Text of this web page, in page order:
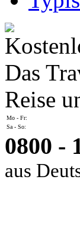
Das
Reise
Mo - Fr:
Sa - So:
0800 -
aus